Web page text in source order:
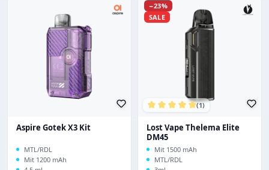
Aspire Gotek X3 Kit
MTL/RDL
Mit 1200 mAh
Rabatt
−23%
SALE
(1)
Lost Vape Thelema Elite
DM45
Mit 1500 mAh
MTL/RDL